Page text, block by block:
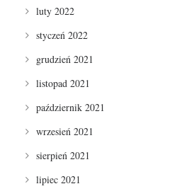
luty 2022
styczeń 2022
grudzień 2021
listopad 2021
październik 2021
wrzesień 2021
sierpień 2021
lipiec 2021